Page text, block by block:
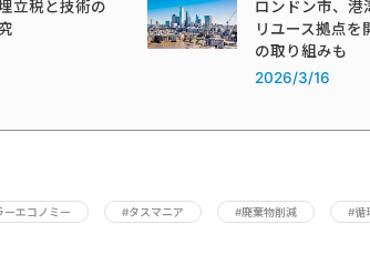
立税と技術の
ロンドン市、港
リユース拠点を
の取り組みも
2026/3/16
ーエコノミー #タスマニア #廃棄物削減 #循